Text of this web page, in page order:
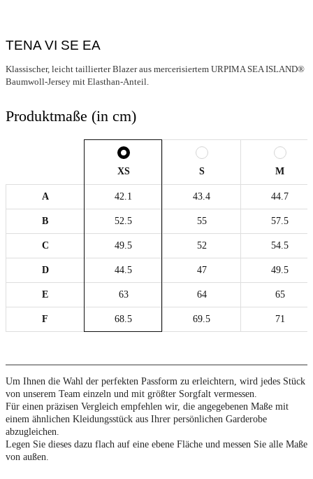
TENA VI SE EA
Klassischer, leicht taillierter Blazer aus mercerisiertem URPIMA SEA ISLAND®
Baumwoll-Jersey mit Elasthan-Anteil.
Produktmaße (in cm)
XS S M
A 42.1 43.4 44.7
B 52.5 55 57.5
C 49.5 52 54.5
D 44.5 47 49.5
E 63 64 65
F 68.5 69.5 71
Um Ihnen die Wahl der perfekten Passform zu erleichtern, wird jedes Stück
von unserem Team einzeln und mit größter Sorgfalt vermessen.
Für einen präzisen Vergleich empfehlen wir, die angegebenen Maße mit
einem ähnlichen Kleidungsstück aus Ihrer persönlichen Garderobe
abzugleichen.
Legen Sie dieses dazu flach auf eine ebene Fläche und messen Sie alle Maße
von außen.